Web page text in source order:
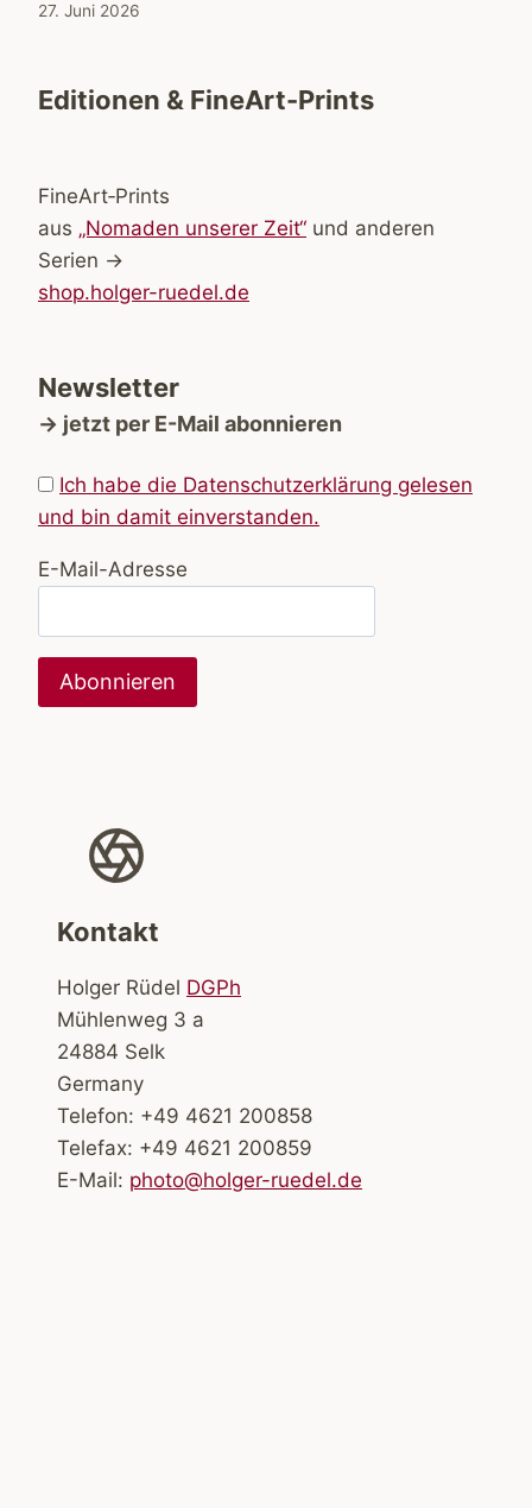
27. Juni 2026
Editionen & FineArt-Prints
FineArt‑Prints
aus „Nomaden unserer Zeit“ und anderen
Serien →
shop.holger-ruedel.de
Newsletter
→ jetzt per E-Mail abonnieren
Ich habe die Datenschutzerklärung gelesen
und bin damit einverstanden.
E-Mail-Adresse
Kontakt
Holger Rüdel DGPh
Mühlenweg 3 a
24884 Selk
Germany
Telefon: +49 4621 200858
Telefax: +49 4621 200859
E-Mail: photo@holger-ruedel.de